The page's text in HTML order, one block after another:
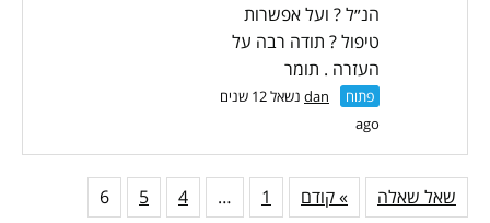
הנ״ל ? ועל אפשרות
טיפול ? תודה רבה על
העזרה . תומר
פתוח dan
נשאל 12 שנים
ago
» קודם 1
…
4
5
6 שאל שאלה